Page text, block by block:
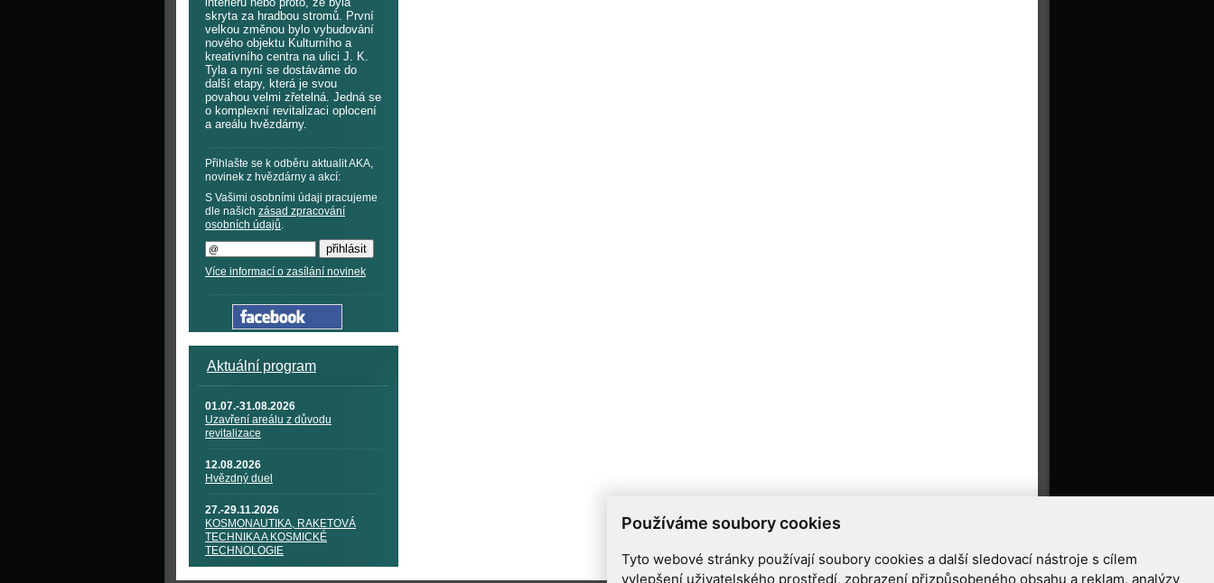
Používáme soubory cookies
Tyto webové stránky používají soubory cookies a další sledovací nástroje s cílem
vylepšení uživatelského prostředí, zobrazení přizpůsobeného obsahu a reklam, analýzy
skryta za hradbou stromů. První
velkou změnou bylo vybudování
nového objektu Kulturního a
kreativního centra na ulici J. K.
Tyla a nyní se dostáváme do
další etapy, která je svou
povahou velmi zřetelná. Jedná se
o komplexní revitalizaci oplocení
a areálu hvězdárny.
Přihlašte se k odběru aktualit AKA,
novinek z hvězdárny a akcí:
S Vašimi osobními údaji pracujeme
dle našich zásad zpracování
osobních údajů.
Více informací o zasílání novinek
Aktuální program
01.07.-31.08.2026
Uzavření areálu z důvodu
revitalizace
12.08.2026
Hvězdný duel
27.-29.11.2026
KOSMONAUTIKA, RAKETOVÁ
TECHNIKA A KOSMICKÉ
TECHNOLOGIE